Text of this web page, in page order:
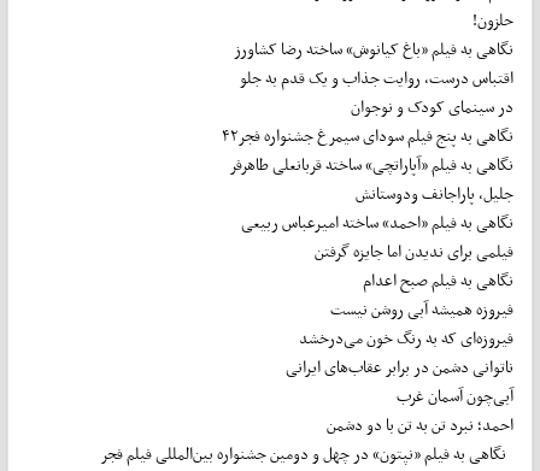
حلزون!
نگاهی به فیلم «باغ کیانوش» ساخته رضا کشاورز
اقتباس درست، روایت جذاب و یک قدم به جلو
در سینمای کودک و نوجوان
نگاهی به پنج فیلم سودای سیمرغ جشنواره فجر۴۲
نگاهی به فیلم «آپاراتچی» ساخته قربانعلی طاهرفر
جلیل، پاراجانف ودوستانش
نگاهی به فیلم «احمد» ساخته امیرعباس ربیعی
فیلمی برای ندیدن اما جایزه گرفتن
نگاهی به فیلم صبح اعدام
فیروزه همیشه آبی روشن نیست
فیروزه‌ای که به رنگ خون می‌درخشد
ناتوانی دشمن در برابر عقاب‌های ایرانی
آبی‌چون آسمان غرب
احمد؛ نبرد تن به تن با دو دشمن
نگاهی به فیلم «نپتون» در چهل و دومین جشنواره بین‌المللی فیلم فجر